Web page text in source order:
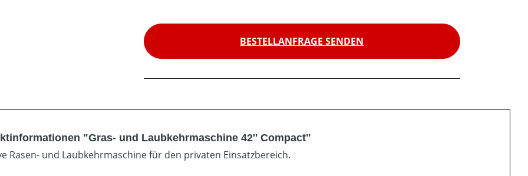
BESTELLANFRAGE SENDEN
"Gras- und Laubkehrmaschine 42'' Compact"
Rasen- und Laubkehrmaschine für den privaten Einsatzbereich.